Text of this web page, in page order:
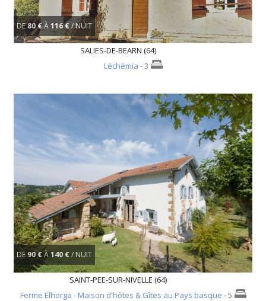
DE80 €À116 €/ NUIT
SALIES-DE-BEARN (64)
Léchémia - 3
DE 90 €À140 €/ NUIT
SAINT-PEE-SUR-NIVELLE (64)
Ferme Elhorga - Maison d'hôtes & Gîtes au Pays basque - 5